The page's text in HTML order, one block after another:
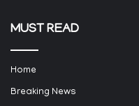
MUST READ
Home
Breaking News